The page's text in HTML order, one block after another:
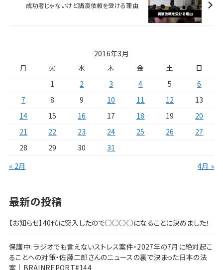
成功者じゃないけど講演依頼を受ける理由
2016年3月
月
火 水 木 金 土
日
1
2 3 4 5
6
7
8 9 10 11 12
13
14
15 16 17 18 19
20
21
22 23 24 25 26
27
28
29 30
31
« 2月
4月 »
最新の投稿
【お知らせ】40代に突入したので○○○○になることに決めました！
保護中: ラジオでも言えないストレス案件・2027年の7月に絶対起こ
ることへの対策・佐藤二郎さんのニュースの裏で決まった日本の法
案｜BRAINREPORT#144